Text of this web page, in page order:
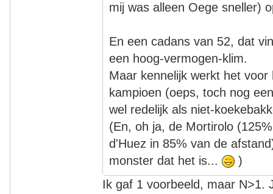
mij was alleen Oege sneller)
En een cadans van 52, dat
een hoog-vermogen-klim.
Maar kennelijk werkt het
kampioen (oeps, toch nog
wel redelijk als niet-
(En, oh ja, de Mortirolo
d'Huez in 85% van de
monster dat het is...
)
Ik gaf 1 voorbeeld, maar N>1.